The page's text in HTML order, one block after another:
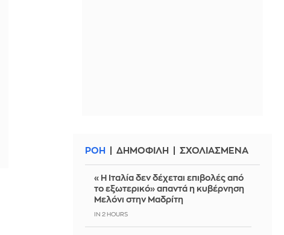
ΡΟΗ ΔΗΜΟΦΙΛΗ ΣΧΟΛΙΑΣΜΕΝΑ
«Η Ιταλία δεν δέχεται επιβολές από
το εξωτερικό» απαντά η κυβέρνηση
Μελόνι στην Μαδρίτη
IN 2 HOURS